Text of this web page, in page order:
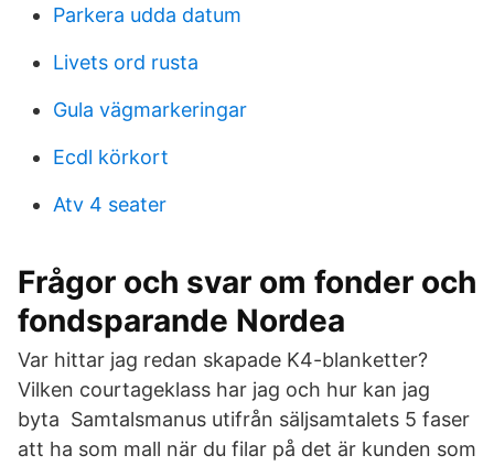
Parkera udda datum
Livets ord rusta
Gula vägmarkeringar
Ecdl körkort
Atv 4 seater
Frågor och svar om fonder och
fondsparande Nordea
Var hittar jag redan skapade K4-blanketter?
Vilken courtageklass har jag och hur kan jag
byta Samtalsmanus utifrån säljsamtalets 5 faser
att ha som mall när du filar på det är kunden som